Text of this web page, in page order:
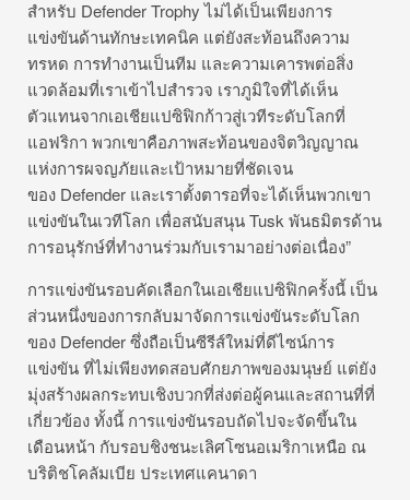
สำหรับ Defender Trophy ไม่ได้เป็นเพียงการ
แข่งขันด้านทักษะเทคนิค แต่ยังสะท้อนถึงความ
ทรหด การทำงานเป็นทีม และความเคารพต่อสิ่ง
แวดล้อมที่เราเข้าไปสำรวจ เราภูมิใจที่ได้เห็น
ตัวแทนจากเอเชียแปซิฟิกก้าวสู่เวทีระดับโลกที่
แอฟริกา พวกเขาคือภาพสะท้อนของจิตวิญญาณ
แห่งการผจญภัยและเป้าหมายที่ชัดเจน
ของ Defender และเราตั้งตารอที่จะได้เห็นพวกเขา
แข่งขันในเวทีโลก เพื่อสนับสนุน Tusk พันธมิตรด้าน
การอนุรักษ์ที่ทำงานร่วมกับเรามาอย่างต่อเนื่อง”
การแข่งขันรอบคัดเลือกในเอเชียแปซิฟิกครั้งนี้ เป็น
ส่วนหนึ่งของการกลับมาจัดการแข่งขันระดับโลก
ของ Defender ซึ่งถือเป็นซีรีส์ใหม่ที่ดีไซน์การ
แข่งขัน ที่ไม่เพียงทดสอบศักยภาพของมนุษย์ แต่ยัง
มุ่งสร้างผลกระทบเชิงบวกที่ส่งต่อผู้คนและสถานที่ที่
เกี่ยวข้อง ทั้งนี้ การแข่งขันรอบถัดไปจะจัดขึ้นใน
เดือนหน้า กับรอบชิงชนะเลิศโซนอเมริกาเหนือ ณ
บริติชโคลัมเบีย ประเทศแคนาดา